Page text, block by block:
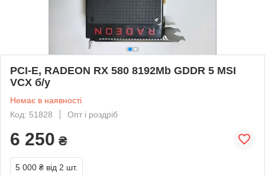
PCI-E, RADEON RX 580 8192Mb GDDR 5 MSI
VCX б/у
Немає в наявності
Код: 51828
Опт і роздріб
6 250 ₴
5 000 ₴ від 2 шт.